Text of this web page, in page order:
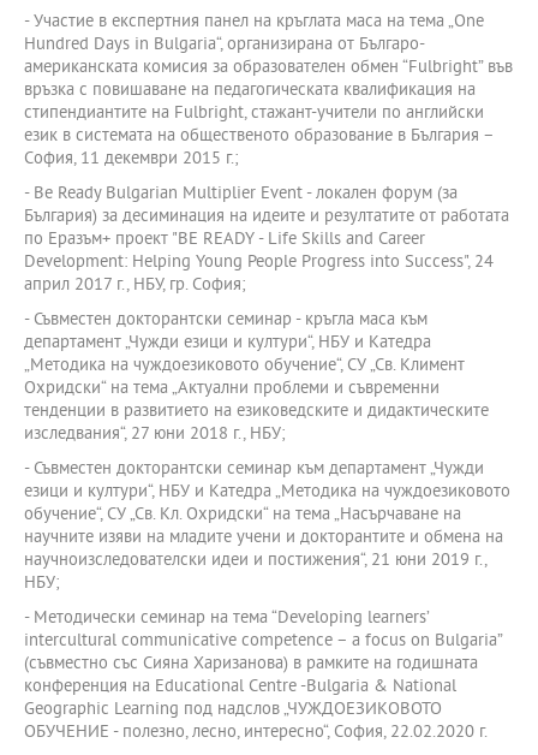
- Участие в експертния панел на кръглата маса на тема „One
Hundred Days in Bulgaria“, организирана от Българо-
американската комисия за образователен обмен “Fulbright” във
връзка с повишаване на педагогическата квалификация на
стипендиантите на Fulbright, стажант-учители по английски
език в системата на общественото образование в България –
София, 11 декември 2015 г.;
- Be Ready Bulgarian Multiplier Event - локален форум (за
България) за десиминация на идеите и резултатите от работата
по Еразъм+ проект "BE READY - Life Skills and Career
Development: Helping Young People Progress into Success", 24
април 2017 г., НБУ, гр. София;
- Съвместен докторантски семинар - кръгла маса към
департамент „Чужди езици и култури“, НБУ и Катедра
„Методика на чуждоезиковото обучение“, СУ „Св. Климент
Охридски“ на тема „Актуални проблеми и съвременни
тенденции в развитието на езиковедските и дидактическите
изследвания“, 27 юни 2018 г., НБУ;
- Съвместен докторантски семинар към департамент „Чужди
езици и култури“, НБУ и Катедра „Методика на чуждоезиковото
обучение“, СУ „Св. Кл. Охридски“ на тема „Насърчаване на
научните изяви на младите учени и докторантите и обмена на
научноизследователски идеи и постижения“, 21 юни 2019 г.,
НБУ;
- Методически семинар на тема “Developing learners’
intercultural communicative competence – a focus on Bulgaria”
(съвместно със Сияна Харизанова) в рамките на годишната
конференция на Educational Centre -Bulgaria & National
Geographic Learning под надслов „ЧУЖДОЕЗИКОВОТО
ОБУЧЕНИЕ - полезно, лесно, интересно“, София, 22.02.2020 г.